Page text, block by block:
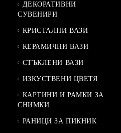
ДЕКОРАТИВНИ
СУВЕНИРИ
КРИСТАЛНИ ВАЗИ
КЕРАМИЧНИ ВАЗИ
СТЪКЛЕНИ ВАЗИ
ИЗКУСТВЕНИ ЦВЕТЯ
КАРТИНИ И РАМКИ ЗА
СНИМКИ
РАНИЦИ ЗА ПИКНИК